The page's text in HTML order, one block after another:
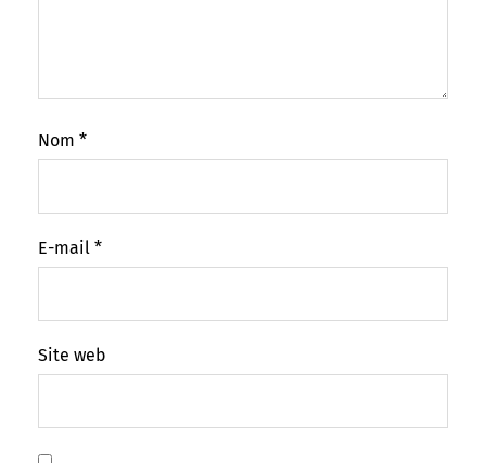
Nom *
E-mail *
Site web